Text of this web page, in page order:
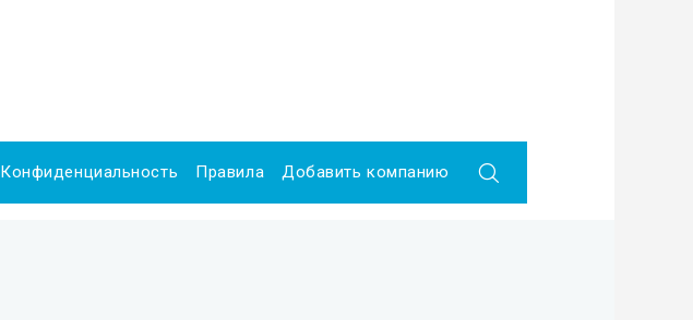
Конфиденциальность Правила Добавить компанию